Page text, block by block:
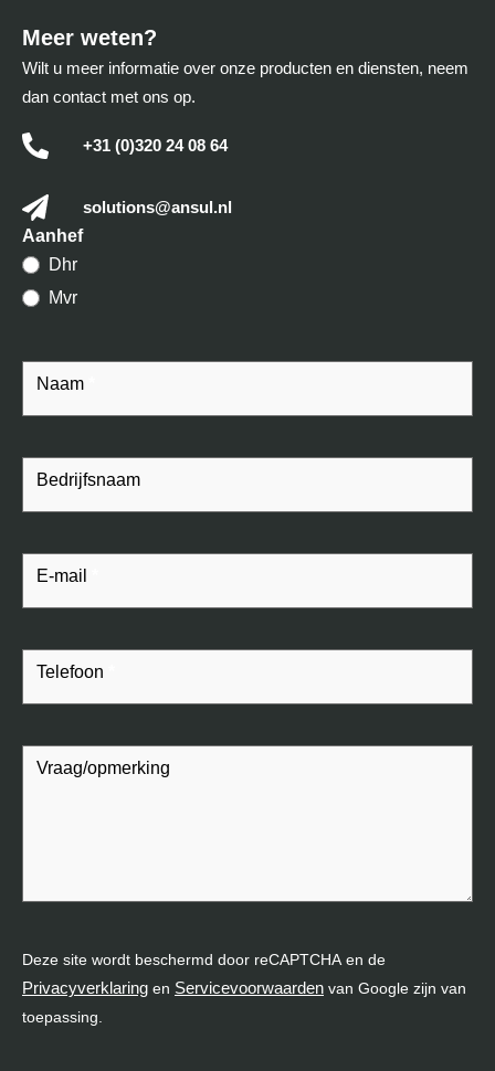
Meer weten?
Wilt u meer informatie over onze producten en diensten, neem
dan contact met ons op.
+31 (0)320 24 08 64
solutions@ansul.nl
Contact
Aanhef
Dhr
Mvr
Naam
Bedrijfsnaam
E-mail
Telefoon
Vraag/opmerking
Deze site wordt beschermd door reCAPTCHA en de
Privacyverklaring en Servicevoorwaarden van Google zijn van
toepassing.